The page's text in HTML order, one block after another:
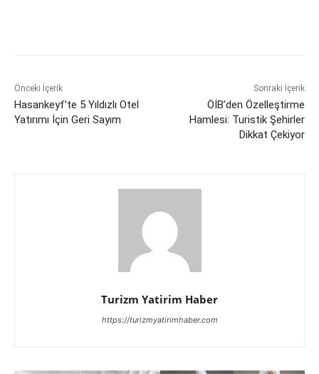
Önceki İçerik
Hasankeyf’te 5 Yıldızlı Otel
Yatırımı İçin Geri Sayım
Sonraki İçerik
ÖİB’den Özelleştirme
Hamlesi: Turistik Şehirler
Dikkat Çekiyor
Turizm Yatirim Haber
https://turizmyatirimhaber.com